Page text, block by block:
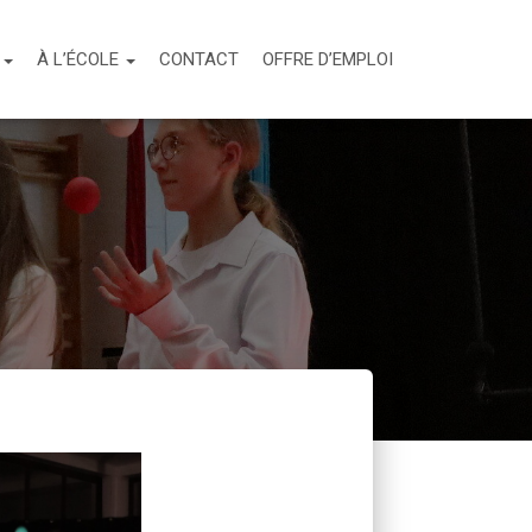
À L’ÉCOLE CONTACT OFFRE D’EMPLOI